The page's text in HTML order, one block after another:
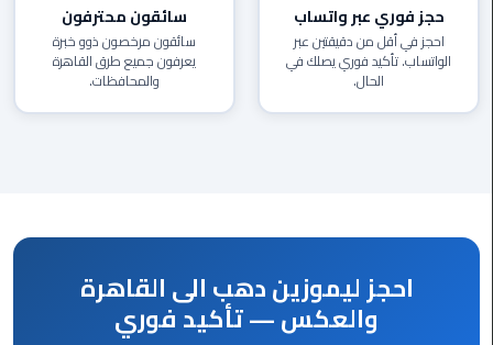
راس
سدر
حجز فوري عبر واتساب
احجز في أقل من دقيقتين عبر
الواتساب. تأكيد فوري يصلك في
الحال.
سائقون محترفون
سائقون مرخصون ذوو خبرة
يعرفون جميع طرق القاهرة
والمحافظات.
احجز ليموزين دهب الى القاهرة
والعكس — تأكيد فوري